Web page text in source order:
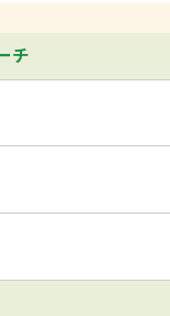
チ